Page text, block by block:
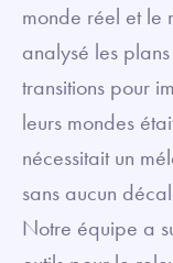
monde réel et le
analysé les
transitions pour
leurs mondes
nécessitait un
sans aucun
Notre équipe a